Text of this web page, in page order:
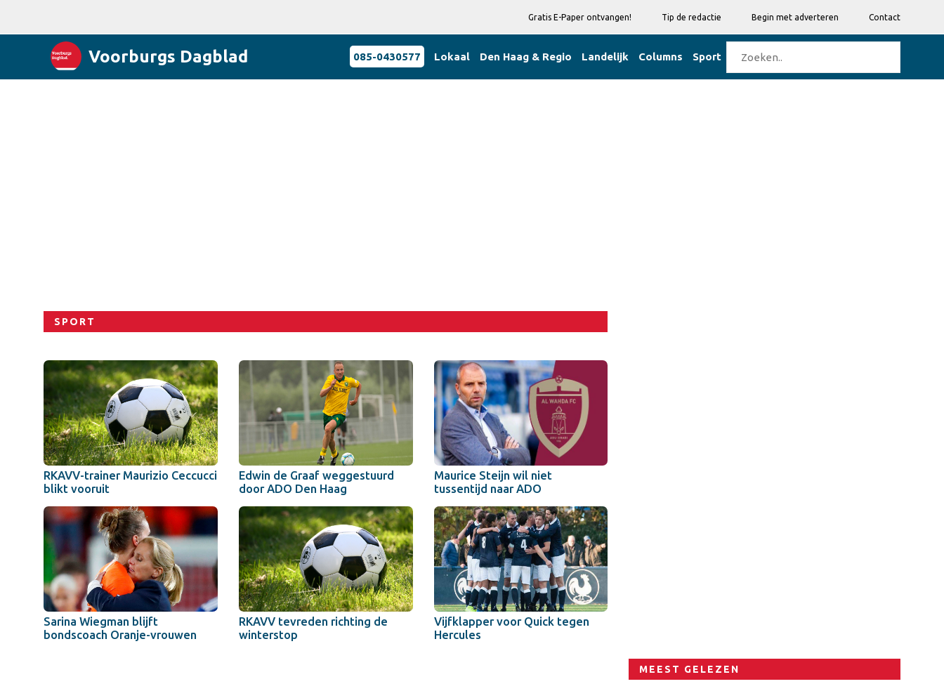
Gratis E-Paper ontvangen! Tip de redactie Begin met adverteren Contact
Voorburgs Dagblad 085-0430577 Lokaal Den Haag & Regio Landelijk Columns Sport
SPORT
RKAVV-trainer Maurizio Ceccucci
blikt vooruit
Edwin de Graaf weggestuurd
door ADO Den Haag
Maurice Steijn wil niet
tussentijd naar ADO
Sarina Wiegman blijft
bondscoach Oranje-vrouwen
RKAVV tevreden richting de
winterstop
Vijfklapper voor Quick tegen
Hercules
MEEST GELEZEN